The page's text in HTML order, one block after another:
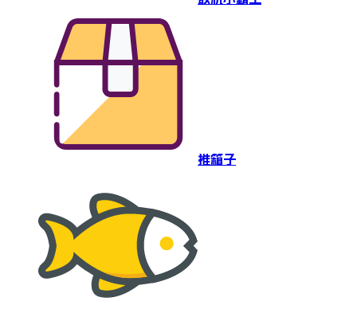
推箱子